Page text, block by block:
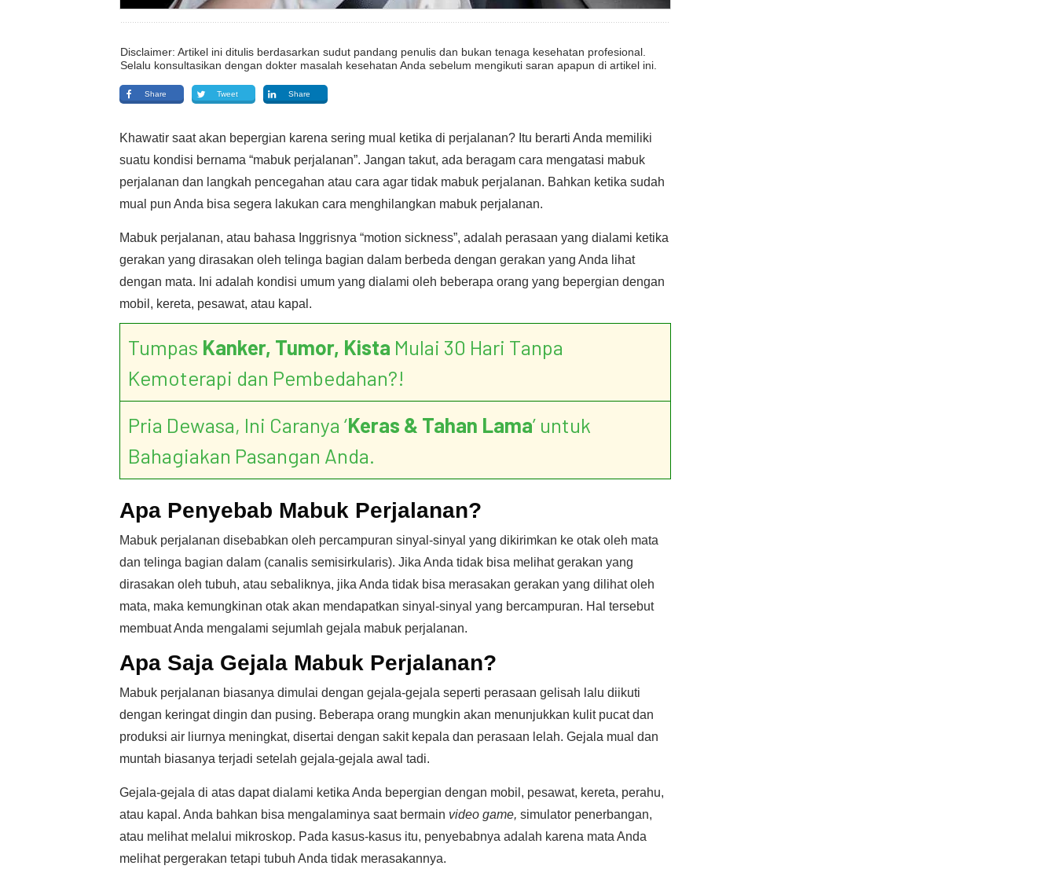
Disclaimer: Artikel ini ditulis berdasarkan sudut pandang penulis dan bukan tenaga kesehatan profesional.
Selalu konsultasikan dengan dokter masalah kesehatan Anda sebelum mengikuti saran apapun di artikel ini.
Share Tweet Share
Khawatir saat akan bepergian karena sering mual ketika di perjalanan? Itu berarti Anda memiliki
suatu kondisi bernama “mabuk perjalanan”. Jangan takut, ada beragam cara mengatasi mabuk
perjalanan dan langkah pencegahan atau cara agar tidak mabuk perjalanan. Bahkan ketika sudah
mual pun Anda bisa segera lakukan cara menghilangkan mabuk perjalanan.
Mabuk perjalanan, atau bahasa Inggrisnya “motion sickness”, adalah perasaan yang dialami ketika
gerakan yang dirasakan oleh telinga bagian dalam berbeda dengan gerakan yang Anda lihat
dengan mata. Ini adalah kondisi umum yang dialami oleh beberapa orang yang bepergian dengan
mobil, kereta, pesawat, atau kapal.
Tumpas Kanker, Tumor, Kista Mulai 30 Hari Tanpa
Kemoterapi dan Pembedahan?!
Pria Dewasa, Ini Caranya ‘Keras & Tahan Lama’ untuk
Bahagiakan Pasangan Anda.
Apa Penyebab Mabuk Perjalanan?
Mabuk perjalanan disebabkan oleh percampuran sinyal-sinyal yang dikirimkan ke otak oleh mata
dan telinga bagian dalam (canalis semisirkularis). Jika Anda tidak bisa melihat gerakan yang
dirasakan oleh tubuh, atau sebaliknya, jika Anda tidak bisa merasakan gerakan yang dilihat oleh
mata, maka kemungkinan otak akan mendapatkan sinyal-sinyal yang bercampuran. Hal tersebut
membuat Anda mengalami sejumlah gejala mabuk perjalanan.
Apa Saja Gejala Mabuk Perjalanan?
Mabuk perjalanan biasanya dimulai dengan gejala-gejala seperti perasaan gelisah lalu diikuti
dengan keringat dingin dan pusing. Beberapa orang mungkin akan menunjukkan kulit pucat dan
produksi air liurnya meningkat, disertai dengan sakit kepala dan perasaan lelah. Gejala mual dan
muntah biasanya terjadi setelah gejala-gejala awal tadi.
Gejala-gejala di atas dapat dialami ketika Anda bepergian dengan mobil, pesawat, kereta, perahu,
atau kapal. Anda bahkan bisa mengalaminya saat bermain video game, simulator penerbangan,
atau melihat melalui mikroskop. Pada kasus-kasus itu, penyebabnya adalah karena mata Anda
melihat pergerakan tetapi tubuh Anda tidak merasakannya.